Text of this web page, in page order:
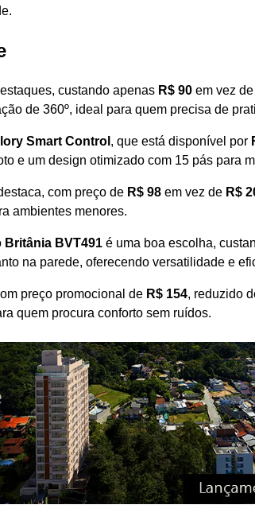
custando apenas R$ 90 em vez de
de 360º, ideal para quem precisa de
Smart Control , que está disponível por
e um design otimizado com 15 pás para
com preço de R$ 98 em vez de R$
ambientes menores.
Britânia BVT491 é uma boa escolha,
na parede, oferecendo versatilidade e
preço promocional de R$ 154, reduzido
quem procura conforto sem ruídos.